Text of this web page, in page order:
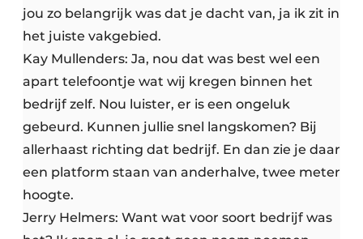
jou zo belangrijk was dat je dacht van, ja ik zit in
het juiste vakgebied.
Kay Mullenders: Ja, nou dat was best wel een
apart telefoontje wat wij kregen binnen het
bedrijf zelf. Nou luister, er is een ongeluk
gebeurd. Kunnen jullie snel langskomen? Bij
allerhaast richting dat bedrijf. En dan zie je daar
een platform staan van anderhalve, twee meter
hoogte.
Jerry Helmers: Want wat voor soort bedrijf was